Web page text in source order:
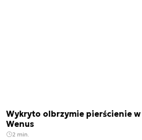
Wykryto olbrzymie pierścienie
Wenus
2 min.